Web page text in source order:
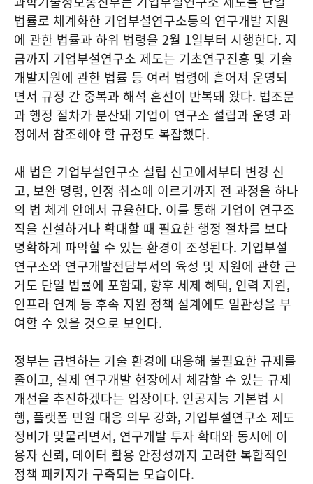
법률로 체계화한 기업부설연구소등의 연구개발 지원
에 관한 법률과 하위 법령을 2월 1일부터 시행한다. 지
금까지 기업부설연구소 제도는 기초연구진흥 및 기술
개발지원에 관한 법률 등 여러 법령에 흩어져 운영되
면서 규정 간 중복과 해석 혼선이 반복돼 왔다. 법조문
과 행정 절차가 분산돼 기업이 연구소 설립과 운영 과
정에서 참조해야 할 규정도 복잡했다.
새 법은 기업부설연구소 설립 신고에서부터 변경 신
고, 보완 명령, 인정 취소에 이르기까지 전 과정을 하나
의 법 체계 안에서 규율한다. 이를 통해 기업이 연구조
직을 신설하거나 확대할 때 필요한 행정 절차를 보다
명확하게 파악할 수 있는 환경이 조성된다. 기업부설
연구소와 연구개발전담부서의 육성 및 지원에 관한 근
거도 단일 법률에 포함돼, 향후 세제 혜택, 인력 지원,
인프라 연계 등 후속 지원 정책 설계에도 일관성을 부
여할 수 있을 것으로 보인다.
정부는 급변하는 기술 환경에 대응해 불필요한 규제를
줄이고, 실제 연구개발 현장에서 체감할 수 있는 규제
개선을 추진하겠다는 입장이다. 인공지능 기본법 시
행, 플랫폼 민원 대응 의무 강화, 기업부설연구소 제도
정비가 맞물리면서, 연구개발 투자 확대와 동시에 이
용자 신뢰, 데이터 활용 안정성까지 고려한 복합적인
정책 패키지가 구축되는 모습이다.